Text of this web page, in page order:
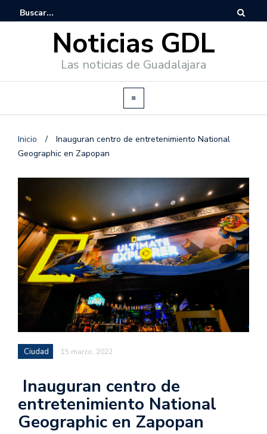
Noticias GDL
Las noticias de Guadalajara
Inicio /
Inauguran centro de entretenimiento National
Geographic en Zapopan
Ciudad 15 marzo, 2022
Inauguran centro de
entretenimiento National
Geographic en Zapopan